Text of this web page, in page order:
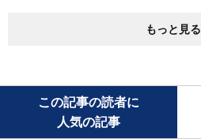
もっと見る
この記事の読者に
人気の記事